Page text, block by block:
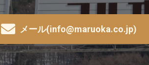
メール(info@maruoka.co.jp)